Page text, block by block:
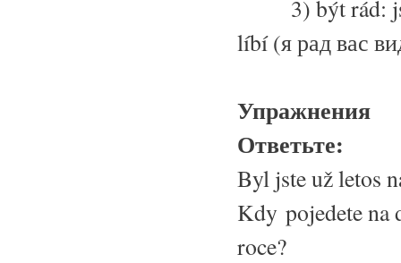
3) být rád:
líbí (я рад вас
Упражнения
Ответьте:
Byl jste už letos
Kdy pojedete na
roce?